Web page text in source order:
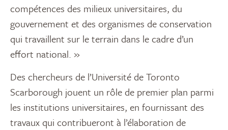
compétences des milieux universitaires, du
gouvernement et des organismes de conservation
qui travaillent sur le terrain dans le cadre d’un
effort national. »
Des chercheurs de l’Université de Toronto
Scarborough jouent un rôle de premier plan parmi
les institutions universitaires, en fournissant des
travaux qui contribueront à l’élaboration de